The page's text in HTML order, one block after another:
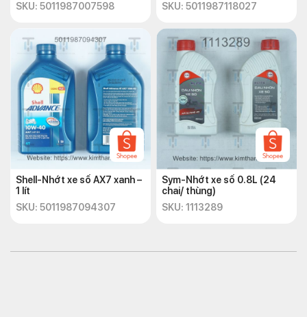
SKU: 5011987007598
SKU: 5011987118027
Shell-Nhớt xe số AX7 xanh –
1 lít
SKU: 5011987094307
Sym-Nhớt xe số 0.8L (24
chai/ thùng)
SKU: 1113289